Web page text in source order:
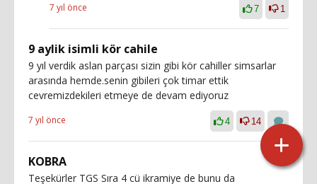
7 yıl önce 7 1
9 aylik isimli kör cahile
9 yıl verdik aslan parçası sizin gibi kör cahiller simsarlar
arasında hemde.senin gibileri çok timar ettik
cevremizdekileri etmeye de devam ediyoruz
7 yıl önce 4 14
KOBRA
Teşekürler TGS Sıra 4 cü ikramiye de bunu da